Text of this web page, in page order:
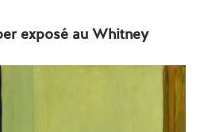
exposé au Whitney